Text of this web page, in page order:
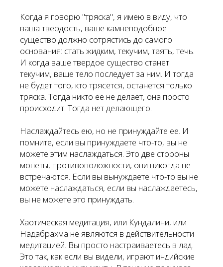
Когда я говорю "тряска", я имею в виду, что
ваша твердость, ваше камнеподобное
существо должно сотрястись до самого
основания: стать жидким, текучим, таять, течь.
И когда ваше твердое существо станет
текучим, ваше тело последует за ним. И тогда
не будет того, кто трясется, останется только
тряска. Тогда никто ее не делает, она просто
происходит. Тогда нет делающего.
Наслаждайтесь ею, но не принуждайте ее. И
помните, если вы принуждаете что-то, вы не
можете этим наслаждаться. Это две стороны
монеты, противоположности, они никогда не
встречаются. Если вы вынуждаете что-то вы не
можете наслаждаться, если вы наслаждаетесь,
вы не можете это принуждать.
Хаотическая медитация, или Кундалини, или
Надабрахма не являются в действительности
медитацией. Вы просто настраиваетесь в лад.
Это так, как если вы видели, играют индийские